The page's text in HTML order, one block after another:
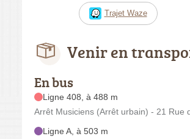
Trajet Waze
Venir en
En bus
Ligne 408, à 488 m
Arrêt Musiciens (Arrêt urbain) - 21 Rue
Ligne A, à 503 m